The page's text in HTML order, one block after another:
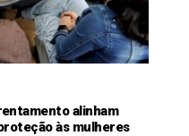
alinham
às mulheres